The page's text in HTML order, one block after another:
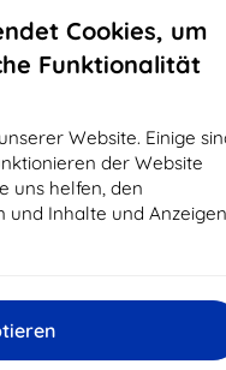
Cookies, um
Funktionalität
Website. Einige
der Website
uns helfen, den
und Inhalte und Anzeigen